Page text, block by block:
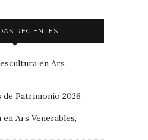
RECIENTES
en Ars
de Patrimonio 2026
Ars Venerables,